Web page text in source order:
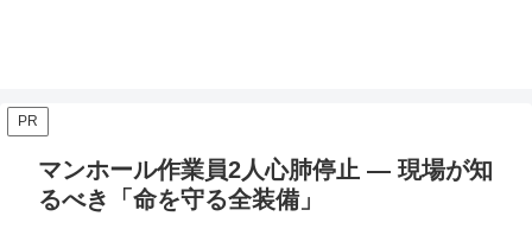
PR
マンホール作業員2人心肺停止 — 現場が知
るべき「命を守る全装備」